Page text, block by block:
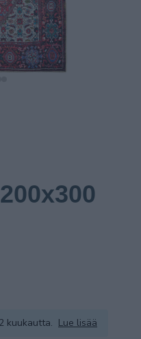
kuukautta. Lue lisää